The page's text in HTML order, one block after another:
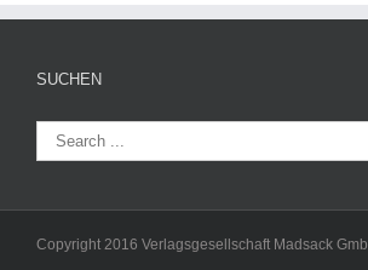
SUCHEN
Copyright 2016 Verlagsgesellschaft Madsack